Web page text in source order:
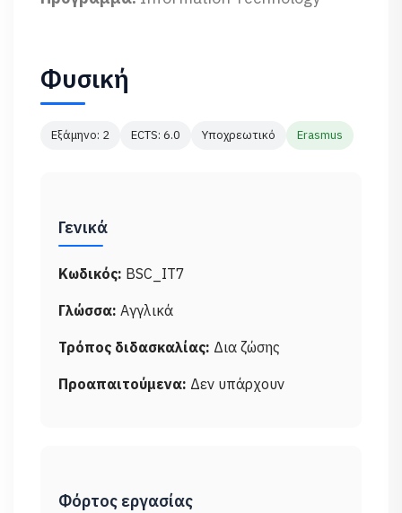
Φυσική
Εξάμηνο: 2 ECTS: 6.0 Υποχρεωτικό Erasmus
Γενικά
Κωδικός: BSC_IT7
Γλώσσα: Αγγλικά
Τρόπος διδασκαλίας: Δια ζώσης
Προαπαιτούμενα: Δεν υπάρχουν
Φόρτος εργασίας